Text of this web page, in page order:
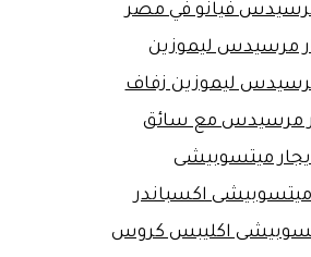
فيانو في مصر
مرسيدس ليموزين
ليموزين زفاف
مرسيدس مع سائق
ميتسوبيشى
ميتسوبيشى اكسباندر
اكليبس كروس